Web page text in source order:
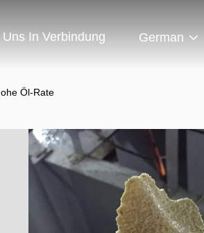
In Verbindung German
Öl-Rate